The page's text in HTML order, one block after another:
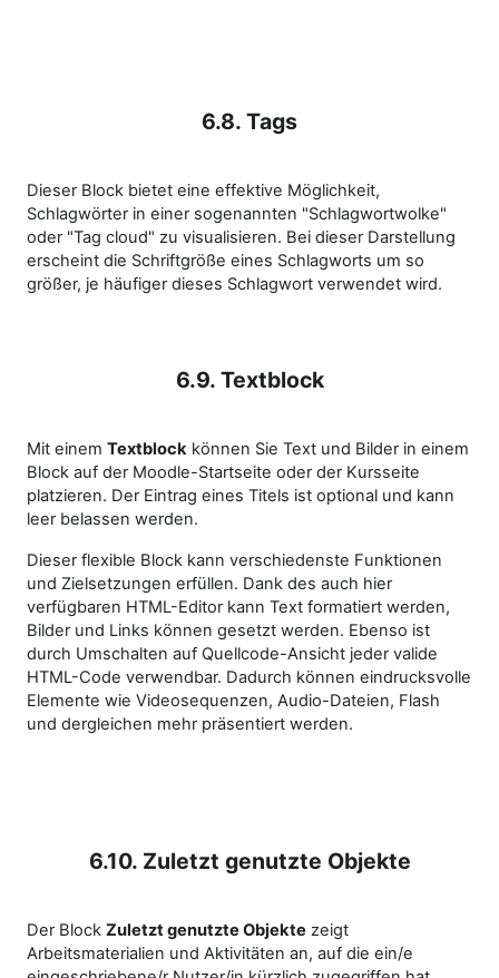
6.8. Tags
Dieser Block bietet eine effektive Möglichkeit,
Schlagwörter in einer sogenannten "Schlagwortwolke"
oder "Tag cloud" zu visualisieren. Bei dieser Darstellung
erscheint die Schriftgröße eines Schlagworts um so
größer, je häufiger dieses Schlagwort verwendet wird.
6.9. Textblock
Mit einem Textblock können Sie Text und Bilder in einem
Block auf der Moodle-Startseite oder der Kursseite
platzieren. Der Eintrag eines Titels ist optional und kann
leer belassen werden.
Dieser flexible Block kann verschiedenste Funktionen
und Zielsetzungen erfüllen. Dank des auch hier
verfügbaren HTML-Editor kann Text formatiert werden,
Bilder und Links können gesetzt werden. Ebenso ist
durch Umschalten auf Quellcode-Ansicht jeder valide
HTML-Code verwendbar. Dadurch können eindrucksvolle
Elemente wie Videosequenzen, Audio-Dateien, Flash
und dergleichen mehr präsentiert werden.
6.10. Zuletzt genutzte Objekte
Der Block Zuletzt genutzte Objekte zeigt
Arbeitsmaterialien und Aktivitäten an, auf die ein/e